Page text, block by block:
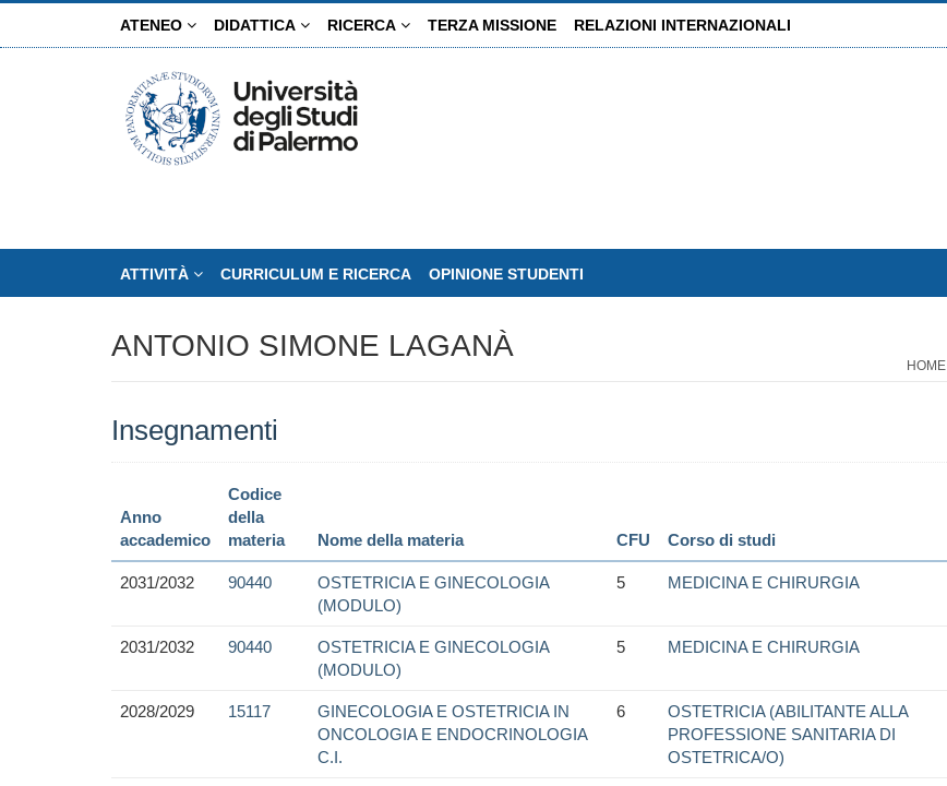
ATENEO DIDATTICA RICERCA TERZA MISSIONE RELAZIONI INTERNAZIONALI
ATTIVITÀ CURRICULUM E RICERCA OPINIONE STUDENTI
ANTONIO SIMONE LAGANÀ
HOME
Insegnamenti
Anno
accademico
Codice
della
materia
Nome della materia CFU Corso di studi
2031/2032 90440
OSTETRICIA E GINECOLOGIA
(MODULO)
5 MEDICINA E CHIRURGIA
2031/2032 90440
OSTETRICIA E GINECOLOGIA
(MODULO)
5 MEDICINA E CHIRURGIA
2028/2029 15117
GINECOLOGIA E OSTETRICIA IN
ONCOLOGIA E ENDOCRINOLOGIA
C.I.
6
OSTETRICIA (ABILITANTE ALLA
PROFESSIONE SANITARIA DI
OSTETRICA/O)